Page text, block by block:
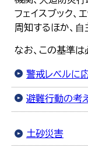
フェイスブック、
周知するほか、⾃
なお、この基準は
警戒レベルに
避難行動の考
土砂災害